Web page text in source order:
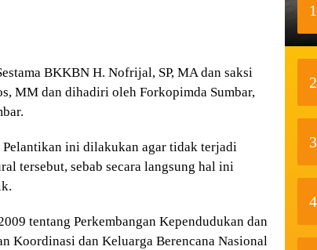
BKKBN H. Nofrijal, SP, MA dan saksi
MM dan dihadiri oleh Forkopimda Sumbar,
ini dilakukan agar tidak terjadi
tersebut, sebab secara langsung hal ini
tentang Perkembangan Kependudukan dan
Koordinasi dan Keluarga Berencana Nasional
1
2
3
4